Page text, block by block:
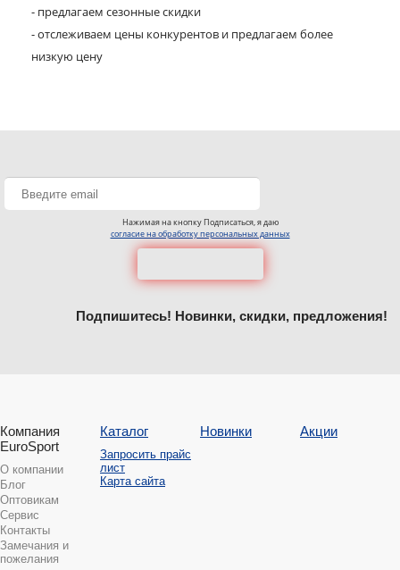
- предлагаем сезонные скидки
- отслеживаем цены конкурентов и предлагаем более
низкую цену
Нажимая на кнопку Подписаться, я даю
согласие на обработку персональных данных
Подпишитесь! Новинки, скидки, предложения!
Компания
EuroSport
О компании
Блог
Оптовикам
Сервис
Контакты
Замечания и
пожелания
Каталог
Запросить прайс
лист
Карта сайта
Новинки Акции